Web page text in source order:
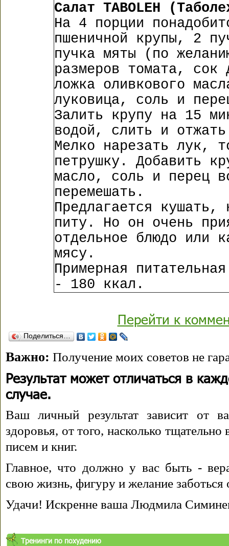
Салат TABOLEH
На 4 порции
пшеничной крупы, 2
пучка мяты (по
размеров томата,
ложка оливкового
луковица, соль и
Залить крупу на 15
водой, слить и
Мелко нарезать лук,
петрушку. Добавить
масло, соль и перец
перемешать.
Предлагается кушать,
питу. Но он очень
отдельное блюдо или
мясу.
Примерная
- 180 ккал.
Перейти к
Поделиться…
Важно: Получение моих советов не
Результат может отличаться в
случае.
Ваш личный результат зависит от
здоровья, от того, насколько
писем и книг.
Главное, что должно у вас быть -
свою жизнь, фигуру и желание заботься
Удачи! Искренне ваша Людмила
Тренинги по похудению